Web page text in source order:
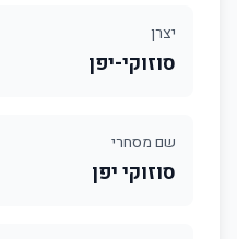
יצרן
סוזוקי-יפן
שם מסחרי
סוזוקי יפן